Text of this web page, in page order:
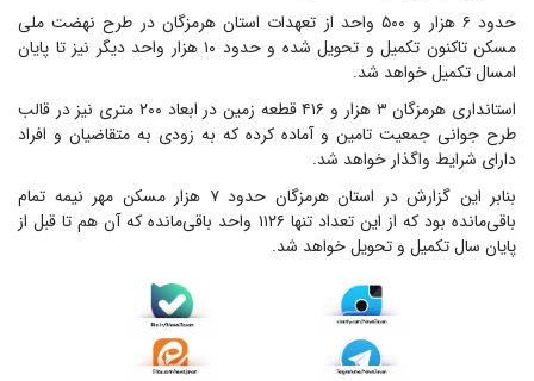
حدود ۶ هزار و ۵۰۰ واحد از تعهدات استان هرمزگان در طرح نهضت ملی
مسکن تاکنون تکمیل و تحویل شده و حدود ۱۰ هزار واحد دیگر نیز تا پایان
امسال تکمیل خواهد شد.
استانداری هرمزگان ۳ هزار و ۴۱۶ قطعه زمین در ابعاد ۲۰۰ متری نیز در قالب
طرح جوانی جمعیت تامین و آماده کرده که به زودی به متقاضیان و افراد
دارای شرایط واگذار خواهد شد.
بنابر این گزارش در استان هرمزگان حدود ۷ هزار مسکن مهر نیمه تمام
باقی‌مانده بود که از این تعداد تنها ۱۱۲۶ واحد باقی‌مانده که آن هم تا قبل از
پایان سال تکمیل و تحویل خواهد شد.